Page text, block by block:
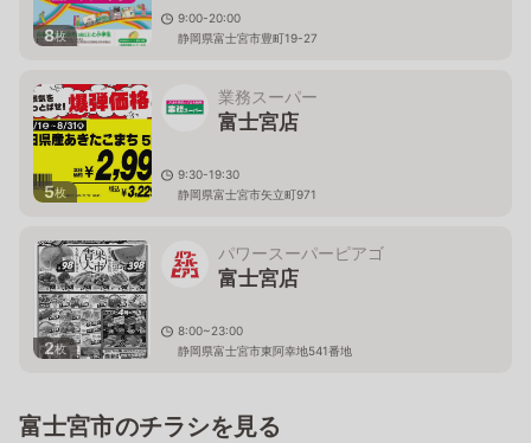
8枚
9:00-20:00
静岡県富士宮市豊町19-27
5枚
業務スーパー
富士宮店
9:30-19:30
静岡県富士宮市矢立町971
2枚
パワースーパーピアゴ
富士宮店
8:00~23:00
静岡県富士宮市東阿幸地541番地
富士宮市のチラシを見る